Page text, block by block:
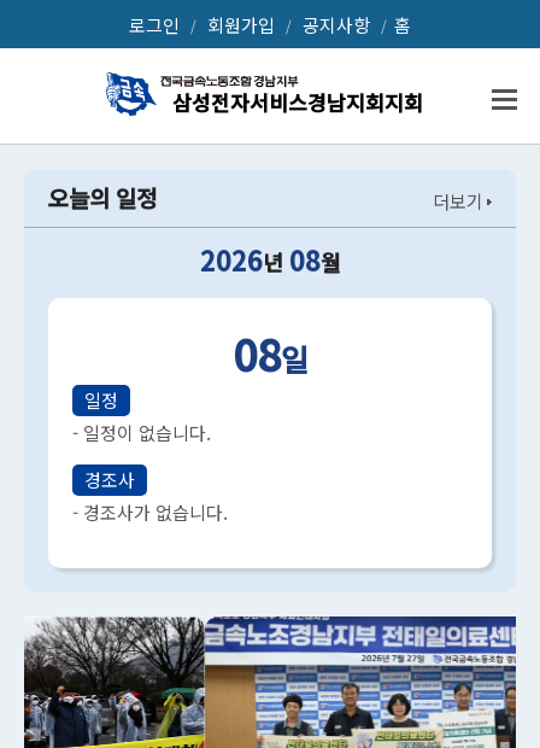
삼성전자서비스경남지회
로그인 / 회원가입 / 공지사항 / 홈
삼성전자서비스경남지회지회
오늘의 일정 더보기
2026년 08월
08일
일정
- 일정이 없습니다.
경조사
- 경조사가 없습니다.